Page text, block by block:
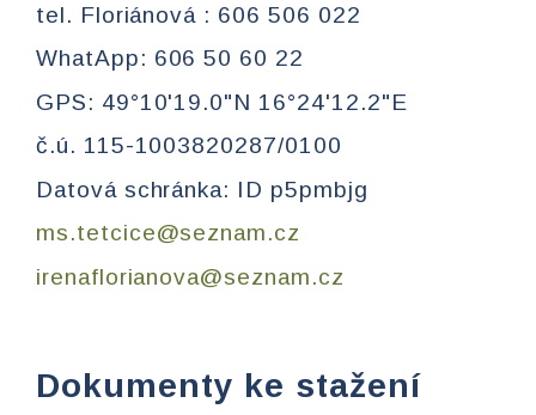
tel. Floriánová : 606 506 022
WhatApp: 606 50 60 22
GPS: 49°10'19.0"N 16°24'12.2"E
č.ú. 115-1003820287/0100
Datová schránka: ID p5pmbjg
ms.tetcice@seznam.cz
irenaflorianova@seznam.cz
Dokumenty ke stažení